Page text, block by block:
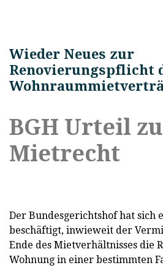
Wieder Neues zur
Renovierungspflicht
BGH Urteil
Mietrecht
Der Bundesgerichtshof hat sich
beschäftigt, inwieweit der
Ende des Mietverhältnisses die
Wohnung in einer bestimmten